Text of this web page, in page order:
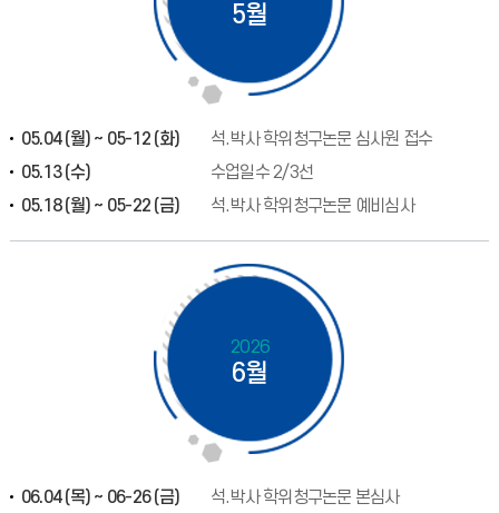
5월
05.04 (월) ~ 05-12 (화)
석.박사 학위청구논문 심사원 접수
05.13 (수)
수업일수 2/3선
05.18 (월) ~ 05-22 (금)
석.박사 학위청구논문 예비심사
2026
6월
06.04 (목) ~ 06-26 (금) 석.박사 학위청구논문 본심사